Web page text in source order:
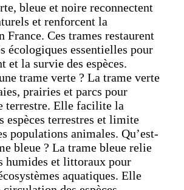
bleue et noire reconnectent
et renforcent la
France. Ces trames restaurent
écologiques essentielles pour
et la survie des espèces.
trame verte ? La trame verte
prairies et parcs pour
terrestre. Elle facilite la
espèces terrestres et limite
populations animales. Qu’est-
bleue ? La trame bleue relie
humides et littoraux pour
aquatiques. Elle